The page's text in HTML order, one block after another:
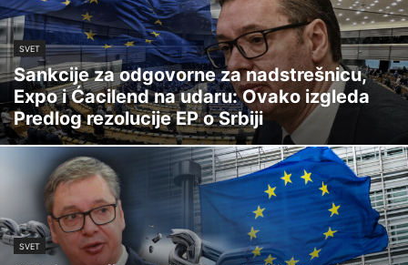
SVET
Sankcije za odgovorne za nadstrešnicu,
Expo i Ćacilend na udaru: Ovako izgleda
Predlog rezolucije EP o Srbiji
SVET